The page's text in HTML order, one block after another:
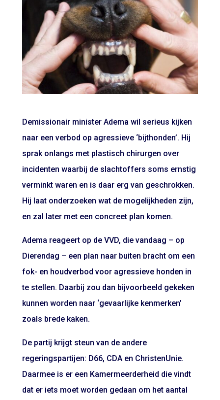
Demissionair minister Adema wil serieus kijken
naar een verbod op agressieve ‘bijthonden’. Hij
sprak onlangs met plastisch chirurgen over
incidenten waarbij de slachtoffers soms ernstig
verminkt waren en is daar erg van geschrokken.
Hij laat onderzoeken wat de mogelijkheden zijn,
en zal later met een concreet plan komen.
Adema reageert op de VVD, die vandaag – op
Dierendag – een plan naar buiten bracht om een
fok- en houdverbod voor agressieve honden in
te stellen. Daarbij zou dan bijvoorbeeld gekeken
kunnen worden naar ‘gevaarlijke kenmerken’
zoals brede kaken.
De partij krijgt steun van de andere
regeringspartijen: D66, CDA en ChristenUnie.
Daarmee is er een Kamermeerderheid die vindt
dat er iets moet worden gedaan om het aantal